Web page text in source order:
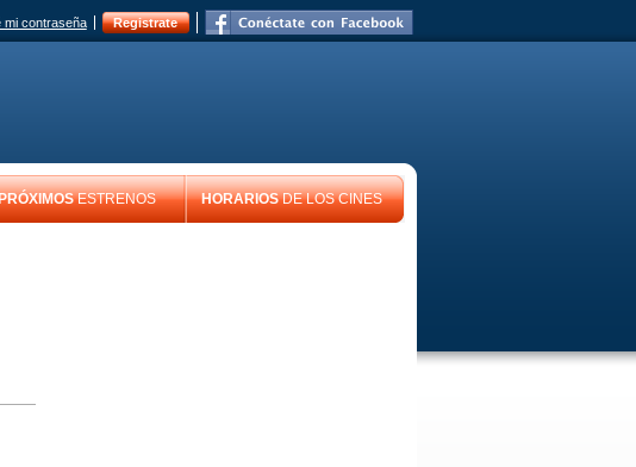
mi contraseña Registrate
ESTRENOS HORARIOSDE LOS CINES